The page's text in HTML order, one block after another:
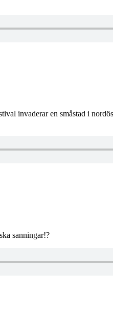
invaderar en småstad i
sanningar!?